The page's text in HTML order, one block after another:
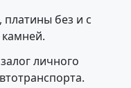
без и с
личного